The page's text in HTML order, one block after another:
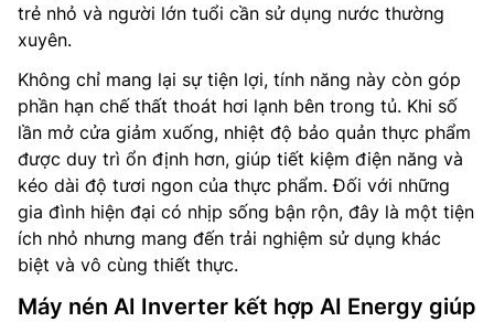
trẻ nhỏ và người lớn tuổi cần sử dụng nước thường
xuyên.
Không chỉ mang lại sự tiện lợi, tính năng này còn góp
phần hạn chế thất thoát hơi lạnh bên trong tủ. Khi số
lần mở cửa giảm xuống, nhiệt độ bảo quản thực phẩm
được duy trì ổn định hơn, giúp tiết kiệm điện năng và
kéo dài độ tươi ngon của thực phẩm. Đối với những
gia đình hiện đại có nhịp sống bận rộn, đây là một tiện
ích nhỏ nhưng mang đến trải nghiệm sử dụng khác
biệt và vô cùng thiết thực.
Máy nén AI Inverter kết hợp AI Energy giúp